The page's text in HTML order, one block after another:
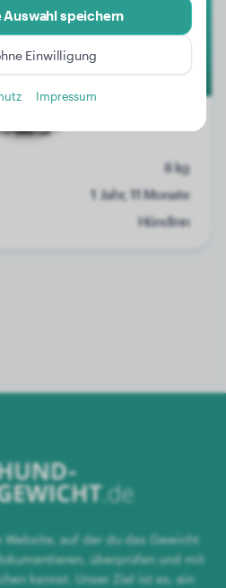
8 kg
1 Jahr, 11 Monate
Hündinn
auf der du das Gewicht
überprüfen und mit
kannst. Unser Ziel ist es, ein
speichern
Einwilligung
Impressum